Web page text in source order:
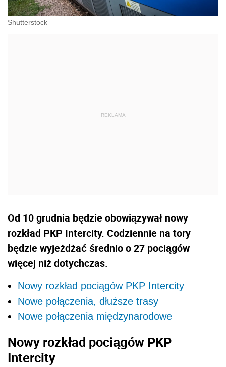
Shutterstock
Od 10 grudnia będzie obowiązywał nowy
rozkład PKP Intercity. Codziennie na tory
będzie wyjeżdżać średnio o 27 pociągów
więcej niż dotychczas.
Nowy rozkład pociągów PKP Intercity
Nowe połączenia, dłuższe trasy
Nowe połączenia międzynarodowe
Nowy rozkład pociągów PKP
Intercity